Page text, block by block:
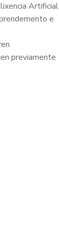
Artificial
e
previamente